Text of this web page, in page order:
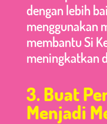
dengan lebih
menggunakan
membantu Si
meningkatkan
3. Buat
Menjadi